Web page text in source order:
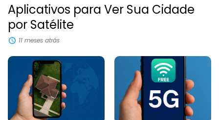
Aplicativos para Ver Sua Cidade
por Satélite
11 meses atrás